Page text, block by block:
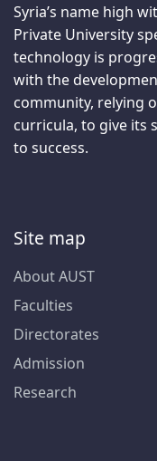
Syria’s name high
Private University
technology is
with the
community, relying
curricula, to give its
to success.
Site map
About AUST
Faculties
Directorates
Admission
Research